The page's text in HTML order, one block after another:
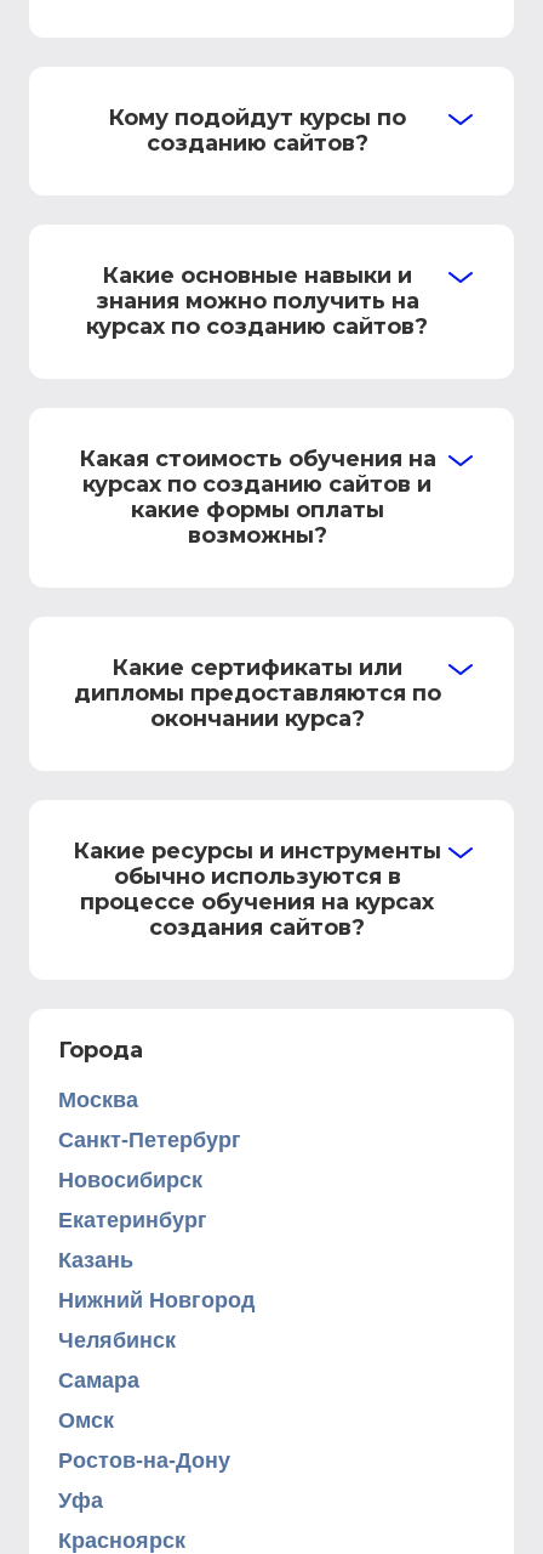
Кому подойдут курсы по
созданию сайтов?
Какие основные навыки и
знания можно получить на
курсах по созданию сайтов?
Какая стоимость обучения на
курсах по созданию сайтов и
какие формы оплаты
возможны?
Какие сертификаты или
дипломы предоставляются по
окончании курса?
Какие ресурсы и инструменты
обычно используются в
процессе обучения на курсах
создания сайтов?
Города
Москва
Санкт-Петербург
Новосибирск
Екатеринбург
Казань
Нижний Новгород
Челябинск
Самара
Омск
Ростов-на-Дону
Уфа
Красноярск